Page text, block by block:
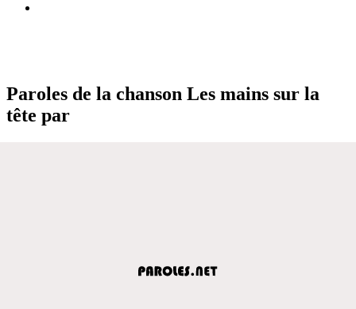
Paroles de la chanson Les mains sur la
tête par